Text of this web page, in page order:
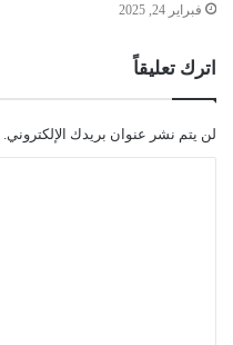
فبراير 24, 2025
اترك تعليقاً
لن يتم نشر عنوان بريدك الإلكتروني.